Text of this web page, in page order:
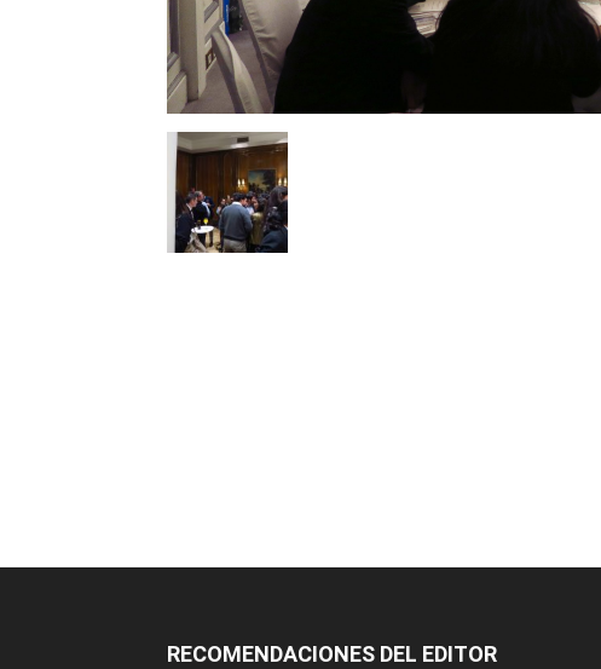
RECOMENDACIONES DEL EDITOR